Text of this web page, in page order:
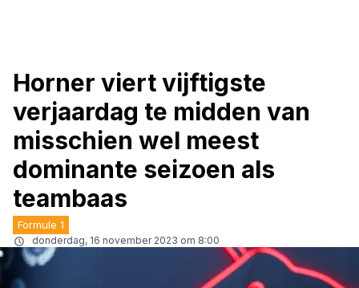
Horner viert vijftigste
verjaardag te midden van
misschien wel meest
dominante seizoen als
teambaas
Formule 1
donderdag, 16 november 2023 om 8:00